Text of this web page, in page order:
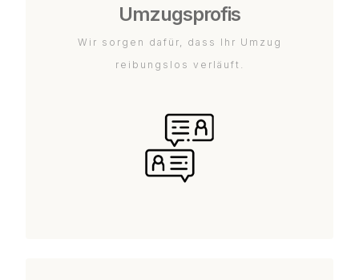
Umzugsprofis
Wir sorgen dafür, dass Ihr Umzug
reibungslos verläuft.